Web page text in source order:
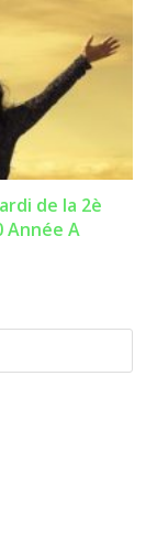
de la 2è
Année A